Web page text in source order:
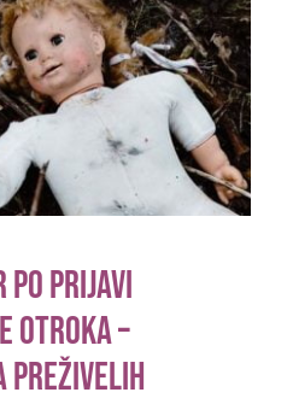
po prijavi spolne
reviktimizacija
po prijavi
otroka –
preživelih